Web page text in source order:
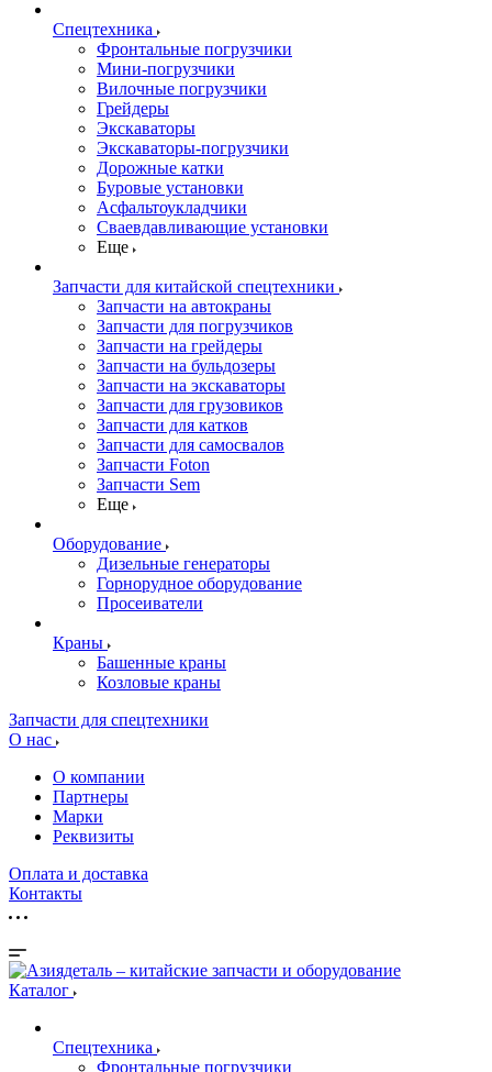
Спецтехника
Фронтальные погрузчики
Мини-погрузчики
Вилочные погрузчики
Грейдеры
Экскаваторы
Экскаваторы-погрузчики
Дорожные катки
Буровые установки
Асфальтоукладчики
Сваевдавливающие установки
Еще
Запчасти для китайской спецтехники
Запчасти на автокраны
Запчасти для погрузчиков
Запчасти на грейдеры
Запчасти на бульдозеры
Запчасти на экскаваторы
Запчасти для грузовиков
Запчасти для катков
Запчасти для самосвалов
Запчасти Foton
Запчасти Sem
Еще
Оборудование
Дизельные генераторы
Горнорудное оборудование
Просеиватели
Краны
Башенные краны
Козловые краны
Запчасти для спецтехники
О нас
О компании
Партнеры
Марки
Реквизиты
Оплата и доставка
Контакты
Каталог
Спецтехника
Фронтальные погрузчики